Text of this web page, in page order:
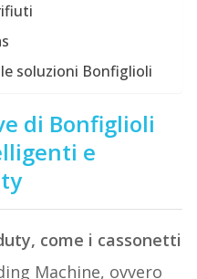
soluzioni Bonfiglioli
di Bonfiglioli
e
come i cassonetti
Machine, ovvero